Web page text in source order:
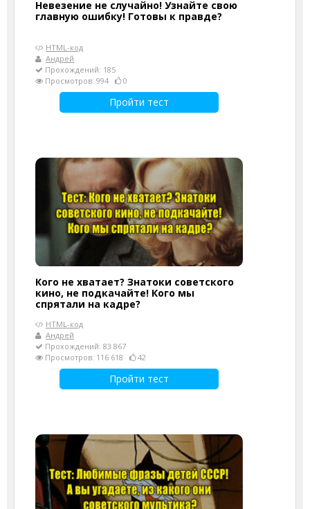
Невезение не случайно! Узнайте свою
главную ошибку! Готовы к правде?
HTML-код
Андрей
Прохождений: 185
Просмотров: 994
0
Пройти тест
Кого не хватает? Знатоки советского
кино, не подкачайте! Кого мы
спрятали на кадре?
HTML-код
Андрей
Прохождений: 83 867
Просмотров: 116 618
42
Пройти тест